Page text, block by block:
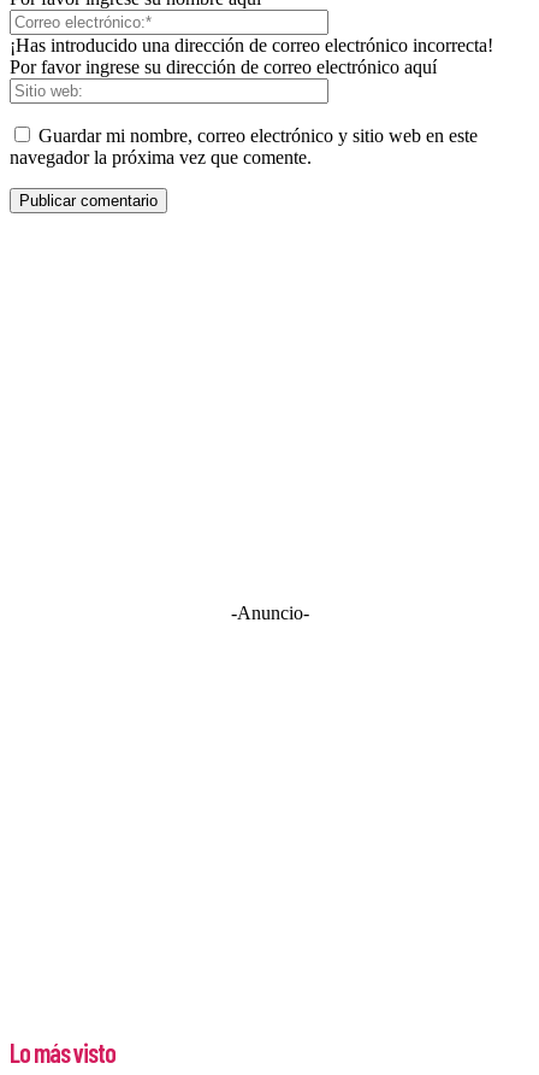
¡Has introducido una dirección de correo electrónico incorrecta!
Por favor ingrese su dirección de correo electrónico aquí
Guardar mi nombre, correo electrónico y sitio web en este
navegador la próxima vez que comente.
-Anuncio-
Lo más visto